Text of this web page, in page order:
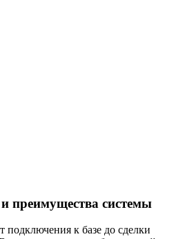
преимущества системы
подключения к базе до сделки